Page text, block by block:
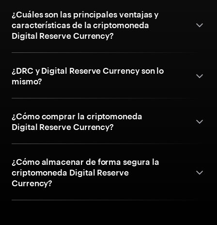
¿Cuáles son las principales ventajas y
características de la criptomoneda
Digital Reserve Currency?
¿DRC y Digital Reserve Currency son lo
mismo?
¿Cómo comprar la criptomoneda
Digital Reserve Currency?
¿Cómo almacenar de forma segura la
criptomoneda Digital Reserve
Currency?